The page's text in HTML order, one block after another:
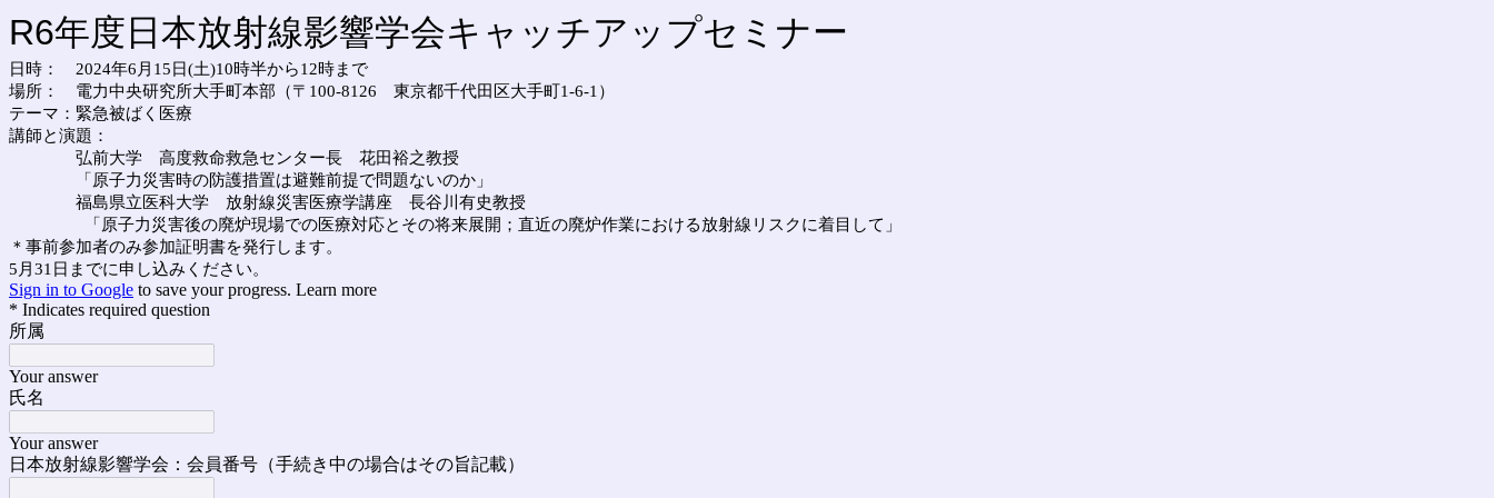
R6年度 日本放射線影響学会キャッチアップセミナー
日時： 2024年6月15日(土)10時半から12時まで
場所： 電力中央研究所大手町本部（〒100-8126 東京都千代田区大手町1-6-1）
テーマ：緊急被ばく医療
講師と演題：
弘前大学 高度救命救急センター長 花田裕之教授
「原子力災害時の防護措置は避難前提で問題ないのか」
福島県立医科大学 放射線災害医療学講座 長谷川有史教授
「 原子力災害後の廃炉現場での医療対応とその将来展開；直近の廃炉作業における放射線リスクに着目して」
＊事前参加者のみ参加証明書を発行します。
5月31日までに申し込みください。
Sign in to Google to save your progress. Learn more
* Indicates required question
所属
Your answer
氏名
Your answer
日本放射線影響学会：会員番号（手続き中の場合はその旨記載）